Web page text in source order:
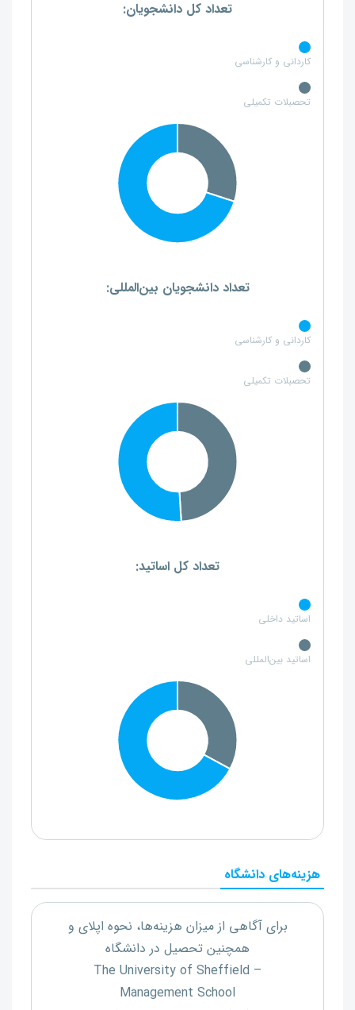
تعداد کل دانشجویان:
کاردانی و کارشناسی
تحصبلات تکمیلی
تعداد دانشجویان بین‌المللی:
کاردانی و کارشناسی
تحصبلات تکمیلی
تعداد کل اساتید:
اساتید داخلی
اساتید بین‌المللی
هزینه‌های دانشگاه
برای آگاهی از میزان هزینه‌ها، نحوه اپلای و
همچنین تحصیل در دانشگاه
The University of Sheffield –
Management School